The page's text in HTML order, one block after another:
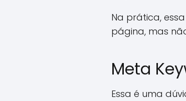
Na prática,
página, mas
Meta
Essa é uma